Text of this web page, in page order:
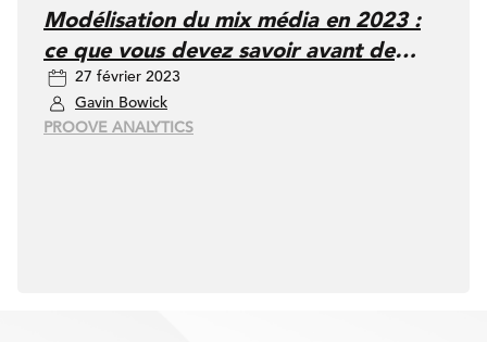
Modélisation du mix média en 2023 :
ce que vous devez savoir avant de
vous lancer
27 février 2023
Gavin Bowick
PROOVE ANALYTICS